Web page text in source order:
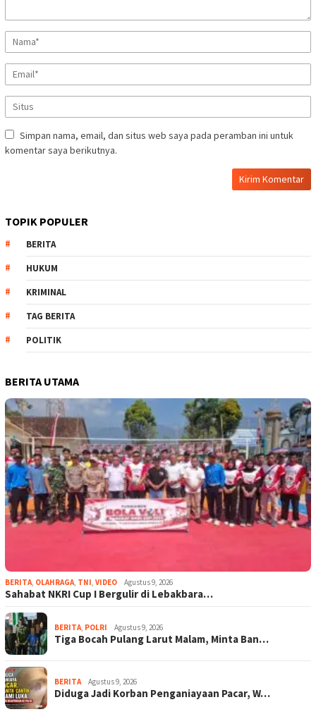
Simpan nama, email, dan situs web saya pada peramban ini untuk
komentar saya berikutnya.
TOPIK POPULER
BERITA
HUKUM
KRIMINAL
TAG BERITA
POLITIK
BERITA UTAMA
BERITA, OLAHRAGA, TNI, VIDEO Agustus 9, 2026
Sahabat NKRI Cup I Bergulir di Lebakbara…
BERITA, POLRI Agustus 9, 2026
Tiga Bocah Pulang Larut Malam, Minta Ban…
BERITA Agustus 9, 2026
Diduga Jadi Korban Penganiayaan Pacar, W…